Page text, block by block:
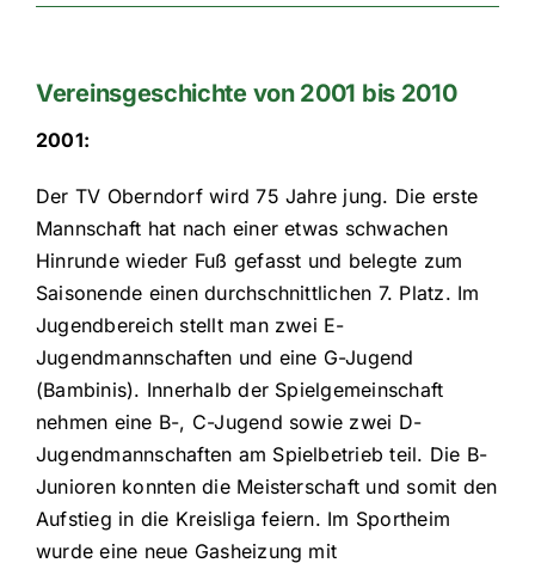
Vereinsgeschichte von 2001 bis 2010
2001:
Der TV Oberndorf wird 75 Jahre jung. Die erste
Mannschaft hat nach einer etwas schwachen
Hinrunde wieder Fuß gefasst und belegte zum
Saisonende einen durchschnittlichen 7. Platz. Im
Jugendbereich stellt man zwei E-
Jugendmannschaften und eine G-Jugend
(Bambinis). Innerhalb der Spielgemeinschaft
nehmen eine B-, C-Jugend sowie zwei D-
Jugendmannschaften am Spielbetrieb teil. Die B-
Junioren konnten die Meisterschaft und somit den
Aufstieg in die Kreisliga feiern. Im Sportheim
wurde eine neue Gasheizung mit